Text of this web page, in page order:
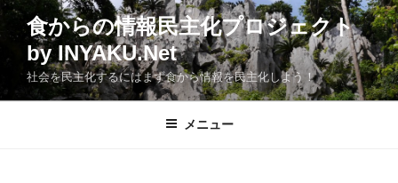
コ
食からの情報民主化プロジェクト
by INYAKU.Net
社会を民主化するにはまず食から情報を民主化しよう！
メニュー